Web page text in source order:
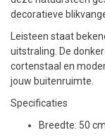
decoratieve
Leisteen staat
uitstraling. De
cortenstaal en
jouw buitenruimte.
Specificaties
Breedte: 50 cm